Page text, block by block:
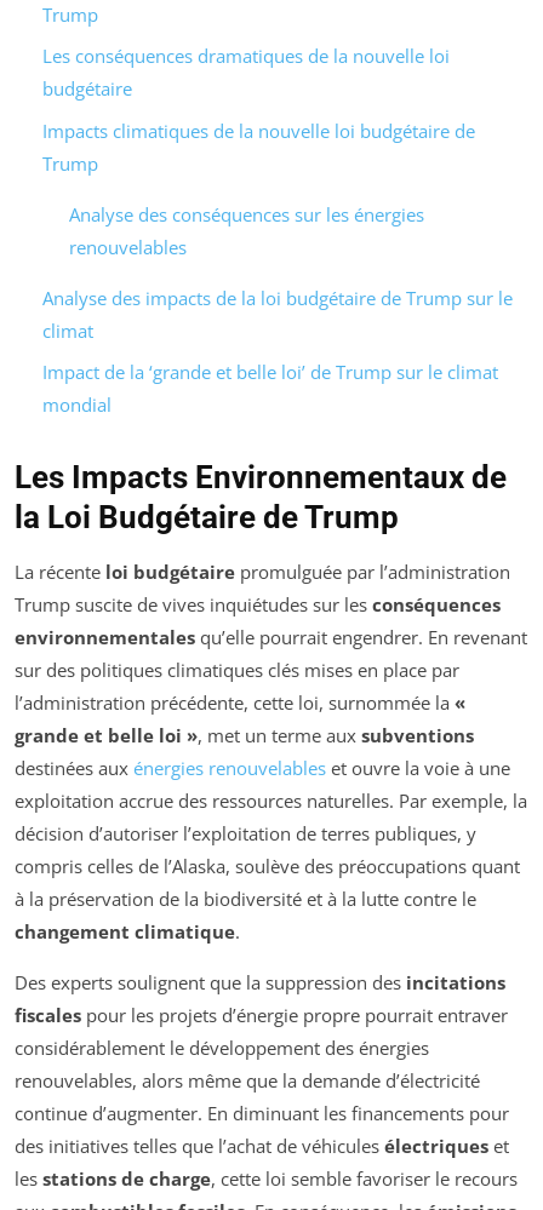
Trump
Les conséquences dramatiques de la nouvelle loi
budgétaire
Impacts climatiques de la nouvelle loi budgétaire de
Trump
Analyse des conséquences sur les énergies
renouvelables
Analyse des impacts de la loi budgétaire de Trump sur le
climat
Impact de la ‘grande et belle loi’ de Trump sur le climat
mondial
Les Impacts Environnementaux de
la Loi Budgétaire de Trump
La récente loi budgétaire promulguée par l’administration
Trump suscite de vives inquiétudes sur les conséquences
environnementales qu’elle pourrait engendrer. En revenant
sur des politiques climatiques clés mises en place par
l’administration précédente, cette loi, surnommée la «
grande et belle loi », met un terme aux subventions
destinées aux énergies renouvelables et ouvre la voie à une
exploitation accrue des ressources naturelles. Par exemple, la
décision d’autoriser l’exploitation de terres publiques, y
compris celles de l’Alaska, soulève des préoccupations quant
à la préservation de la biodiversité et à la lutte contre le
changement climatique.
Des experts soulignent que la suppression des incitations
fiscales pour les projets d’énergie propre pourrait entraver
considérablement le développement des énergies
renouvelables, alors même que la demande d’électricité
continue d’augmenter. En diminuant les financements pour
des initiatives telles que l’achat de véhicules électriques et
les stations de charge, cette loi semble favoriser le recours